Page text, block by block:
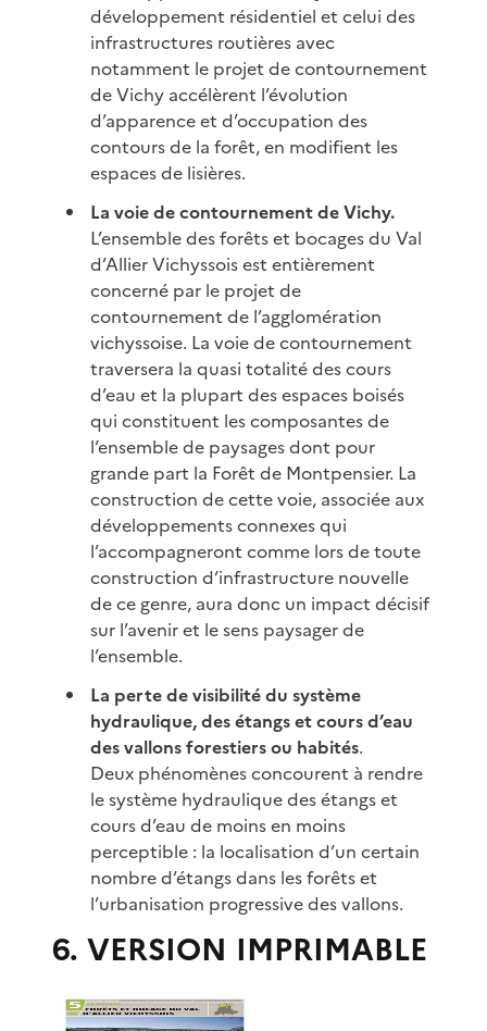
développement résidentiel et celui des
infrastructures routières avec
notamment le projet de contournement
de Vichy accélèrent l’évolution
d’apparence et d’occupation des
contours de la forêt, en modifient les
espaces de lisières.
La voie de contournement de Vichy.
L’ensemble des forêts et bocages du Val
d’Allier Vichyssois est entièrement
concerné par le projet de
contournement de l’agglomération
vichyssoise. La voie de contournement
traversera la quasi totalité des cours
d’eau et la plupart des espaces boisés
qui constituent les composantes de
l’ensemble de paysages dont pour
grande part la Forêt de Montpensier. La
construction de cette voie, associée aux
développements connexes qui
l’accompagneront comme lors de toute
construction d’infrastructure nouvelle
de ce genre, aura donc un impact décisif
sur l’avenir et le sens paysager de
l’ensemble.
La perte de visibilité du système
hydraulique, des étangs et cours d’eau
des vallons forestiers ou habités.
Deux phénomènes concourent à rendre
le système hydraulique des étangs et
cours d’eau de moins en moins
perceptible : la localisation d’un certain
nombre d’étangs dans les forêts et
l’urbanisation progressive des vallons.
6. VERSION IMPRIMABLE